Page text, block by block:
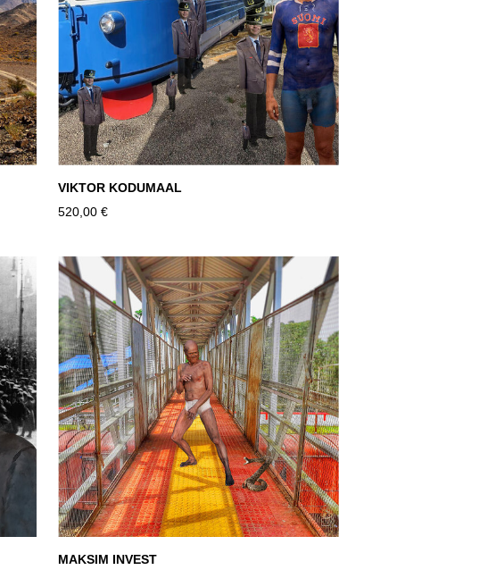
VIKTOR KODUMAAL
520,00 €
MAKSIM INVEST